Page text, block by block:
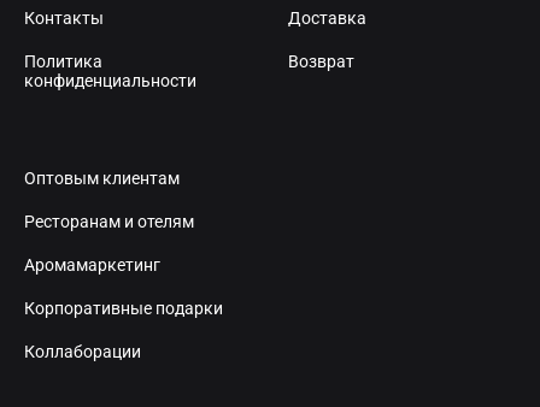
Контакты
Политика
конфиденциальности
Доставка
Возврат
Оптовым клиентам
Ресторанам и отелям
Аромамаркетинг
Корпоративные подарки
Коллаборации